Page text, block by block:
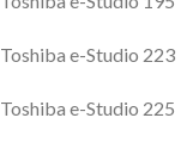
Toshiba e-Studio 223
Toshiba e-Studio 225